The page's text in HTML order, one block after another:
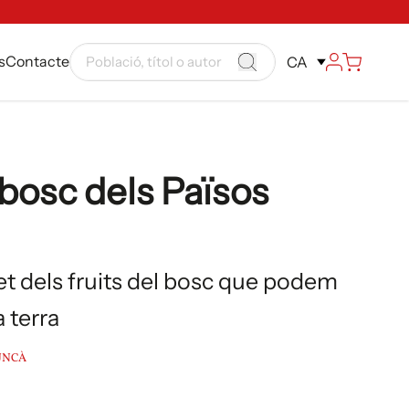
Contacte CA
dels Països
dels fruits del bosc que podem
terra